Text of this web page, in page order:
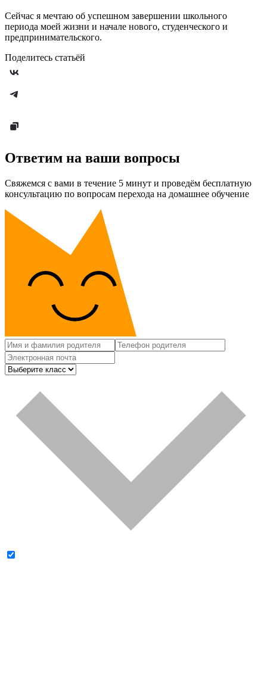
Сейчас я мечтаю об успешном завершении школьного
периода моей жизни и начале нового, студенческого и
предпринимательского.
Поделитесь статьёй
Ответим на ваши вопросы
Свяжемся с вами в течение 5 минут и проведём бесплатную
консультацию по вопросам перехода на домашнее обучение